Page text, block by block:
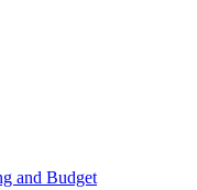
and Budget